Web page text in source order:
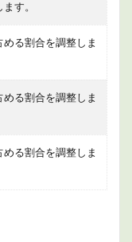
す。
る割合を調整しま
る割合を調整しま
る割合を調整しま